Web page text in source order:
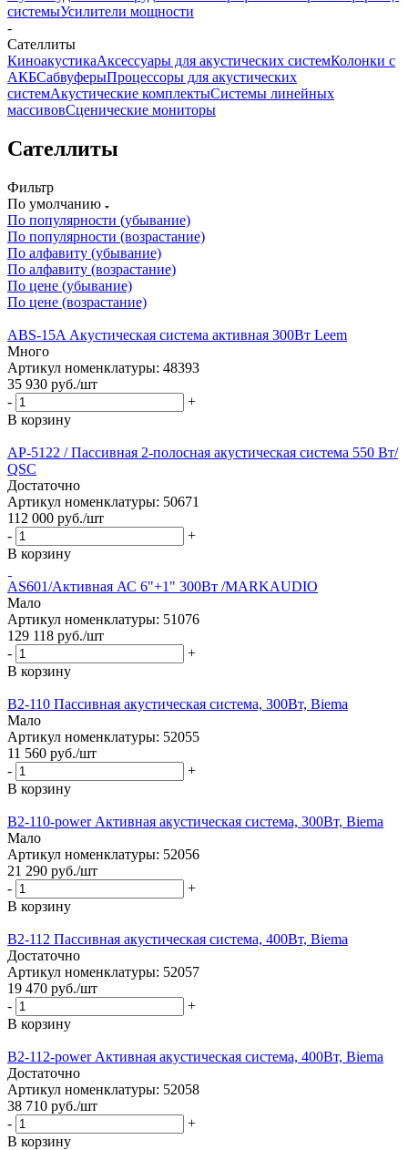
системыУсилители мощности
-
Сателлиты
КиноакустикаАксессуары для акустических системКолонки с
АКБСабвуферыПроцессоры для акустических
системАкустические комплектыСистемы линейных
массивовСценические мониторы
Сателлиты
Фильтр
По умолчанию
По популярности (убывание)
По популярности (возрастание)
По алфавиту (убывание)
По алфавиту (возрастание)
По цене (убывание)
По цене (возрастание)
ABS-15A Акустическая система активная 300Вт Leem
Много
Артикул номенклатуры: 48393
35 930 руб./шт
-
+
В корзину
AP-5122 / Пассивная 2-полосная акустическая система 550 Вт/
QSC
Достаточно
Артикул номенклатуры: 50671
112 000 руб./шт
-
+
В корзину
AS601/Активная АС 6"+1" 300Вт /MARKAUDIO
Мало
Артикул номенклатуры: 51076
129 118 руб./шт
-
+
В корзину
B2-110 Пассивная акустическая система, 300Вт, Biema
Мало
Артикул номенклатуры: 52055
11 560 руб./шт
-
+
В корзину
B2-110-power Активная акустическая система, 300Вт, Biema
Мало
Артикул номенклатуры: 52056
21 290 руб./шт
-
+
В корзину
B2-112 Пассивная акустическая система, 400Вт, Biema
Достаточно
Артикул номенклатуры: 52057
19 470 руб./шт
-
+
В корзину
B2-112-power Активная акустическая система, 400Вт, Biema
Достаточно
Артикул номенклатуры: 52058
38 710 руб./шт
-
+
В корзину